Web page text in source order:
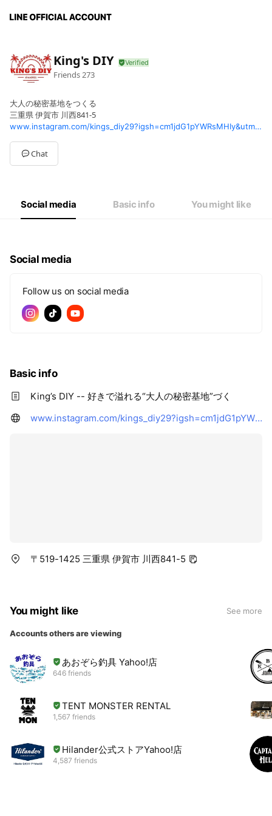
King's DIY
Friends 273
大人の秘密基地をつくる
三重県 伊賀市 川西841-5
www.instagram.com/kings_diy29?igsh=cm1jdG1pYWRsMHIy&utm_source=qr
Chat
Social media Basic info You might like
Social media
Follow us on social media
Basic info
King’s DIY -- 好きで溢れる“大人の秘密基地”づく
www.instagram.com/kings_diy29?igsh=cm1jdG1pYWRsMHIy&utm_source=qr
〒519-1425 三重県 伊賀市 川西841-5
You might like See more
Accounts others are viewing
あおぞら釣具 Yahoo!店
646 friends
TENT MONSTER RENTAL
1,567 friends
Hilander公式ストアYahoo!店
4,587 friends